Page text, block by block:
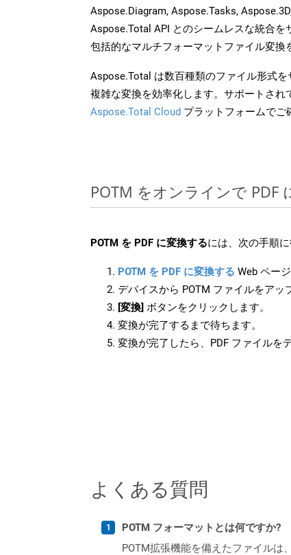
Aspose.Diagram, Aspose.Tasks,
Aspose.Total API とのシームレスな統合
包括的なマルチフォーマットファイル変換
Aspose.Total は数百種類のファイル形式
複雑な変換を効率化します。サポートされ
Aspose.Total Cloud プラットフォームでご
POTM をオンラインで PDF
POTM を PDF に変換するには、次の手順
POTM を PDF に変換する Web ペー
デバイスから POTM ファイルをアッ
[変換] ボタンをクリックします。
変換が完了するまで待ちます。
変換が完了したら、PDF ファイルを
よくある質問
POTM フォーマットとは何ですか?
POTM拡張機能を備えたファイルは